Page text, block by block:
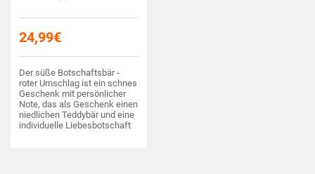
24,99€
Der süße Botschaftsbär -
roter Umschlag ist ein schnes
Geschenk mit persönlicher
Note, das als Geschenk einen
niedlichen Teddybär und eine
individuelle Liebesbotschaft